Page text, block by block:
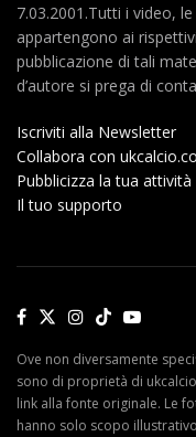
7.03.2001.Tutti i video,
appartengono ai
pubblicazione di tali
d’autore si prega di
Iscriviti alla Newsletter
Collabora con
Pubblicizza la tua attività
Il tuo supporto
Ove non diversamente
sono di proprietà di
link alla fonte originale. Le
hanno solo scopo